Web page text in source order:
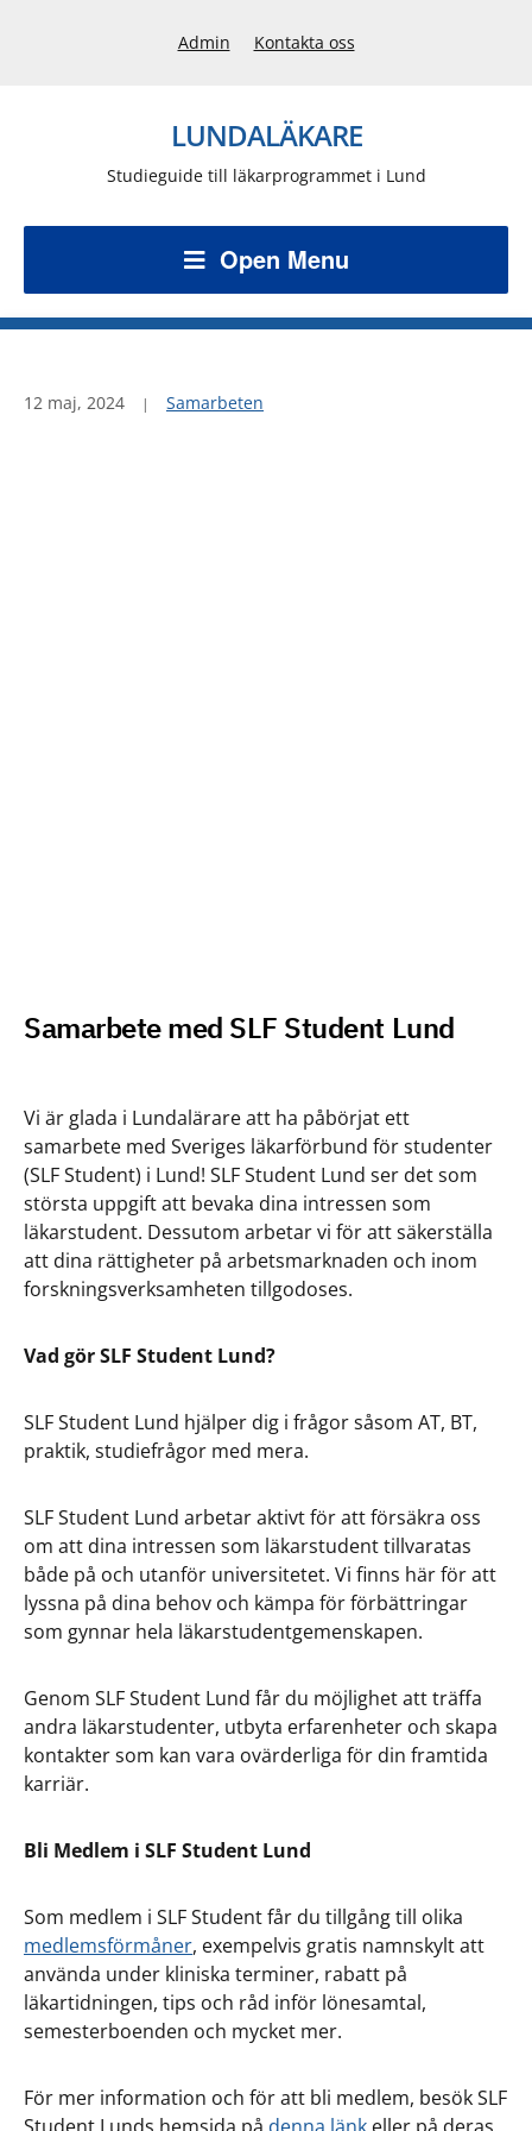
Admin Kontakta oss
LUNDALÄKARE
Studieguide till läkarprogrammet i Lund
Open Menu
12 maj, 2024 Samarbeten
Samarbete med SLF Student Lund
Vi är glada i Lundalärare att ha påbörjat ett
samarbete med Sveriges läkarförbund för studenter
(SLF Student) i Lund! SLF Student Lund ser det som
största uppgift att bevaka dina intressen som
läkarstudent. Dessutom arbetar vi för att säkerställa
att dina rättigheter på arbetsmarknaden och inom
forskningsverksamheten tillgodoses.
Vad gör SLF Student Lund?
SLF Student Lund hjälper dig i frågor såsom AT, BT,
praktik, studiefrågor med mera.
SLF Student Lund arbetar aktivt för att försäkra oss
om att dina intressen som läkarstudent tillvaratas
både på och utanför universitetet. Vi finns här för att
lyssna på dina behov och kämpa för förbättringar
som gynnar hela läkarstudentgemenskapen.
Genom SLF Student Lund får du möjlighet att träffa
andra läkarstudenter, utbyta erfarenheter och skapa
kontakter som kan vara ovärderliga för din framtida
karriär.
Bli Medlem i SLF Student Lund
Som medlem i SLF Student får du tillgång till olika
medlemsförmåner, exempelvis gratis namnskylt att
använda under kliniska terminer, rabatt på
läkartidningen, tips och råd inför lönesamtal,
semesterboenden och mycket mer.
För mer information och för att bli medlem, besök SLF